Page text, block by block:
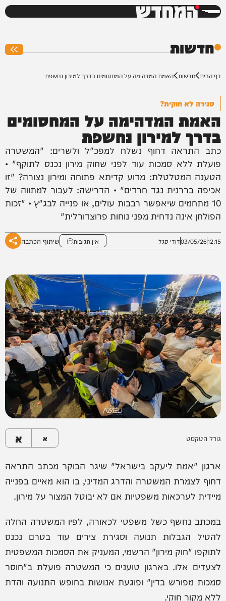
המחדש
חדשות
דף הבית חדשות האמת המדהימה על המחסומים בדרך למירון נחשפת
סגירה לא חוקית?
האמת המדהימה על המחסומים
בדרך למירון נחשפת
כתב התראה דחוף נשלח למפכ"ל ולשרים: "המשטרה
פועלת ללא סמכות עוד לפני שחוק מירון נכנס לתוקף" •
הטענה המטלטלת: מדוע קדיתא פתוחה ומירון נצורה? "זו
אכיפה בררנית נגד חרדים" • הדרישה: לעבור למתווה של
10 מתחמים שיאפשר רבבות עולים, או פנייה לבג"ץ • "זכות
הפולחן אינה נדחית מפני נוחות פרוצדורלית"
12:15
03/05/26דודי סגל אין תגובות שיתוף הכתבה
גודל הטקסט א א
ארגון "אמת ליעקב בישראל" שיגר הבוקר מכתב התראה
דחוף לצמרת המשטרה והדרג המדיני, בו הוא מאיים בפנייה
מיידית לערכאות משפטיות אם לא יבוטל המצור על מירון.
במכתב נחשף כשל משפטי לכאורה, לפיו המשטרה החלה
להטיל הגבלות תנועה וסגירת צירים עוד בטרם נכנס
לתוקפו "חוק מירון" הרשמי, המעניק את הסמכות המשפטית
לצעדים אלו. בארגון טוענים כי המשטרה פועלת ב"חוסר
סמכות מפורש בדין" ופוגעת אנושות בחופש התנועה והדת
ללא מקור חוקי.